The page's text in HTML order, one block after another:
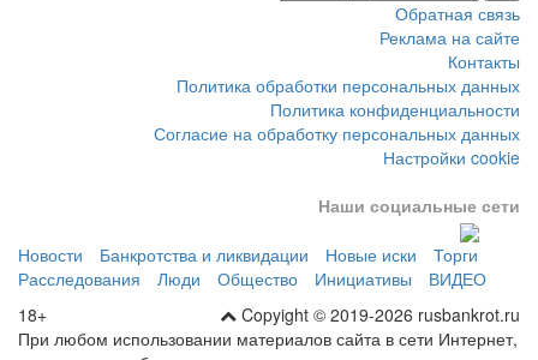
Обратная связь
Реклама на сайте
Контакты
Политика обработки персональных данных
Политика конфиденциальности
Согласие на обработку персональных данных
Настройки cookie
Наши социальные сети
Новости Банкротства и ликвидации Новые иски
Торги
Расследования
Люди Общество Инициативы
ВИДЕО
Copyight © 2019-2026 rusbankrot.ru
18+
При любом использовании материалов сайта в сети Интернет,